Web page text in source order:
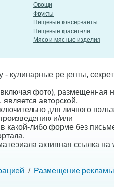
Овощи
Фрукты
Пищевые консерванты
Пищевые красители
Мясо и мясные изделия
- кулинарные рецепты,
фото), размещенная
авторской,
для личного
и/или
какой-либо форме без
активная ссылка на
/ Размещение рекламы